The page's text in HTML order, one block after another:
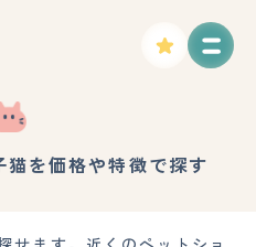
猫を価格や特徴で探す